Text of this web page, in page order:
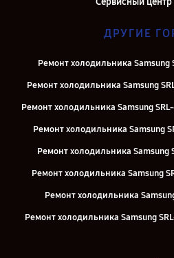
ДРУГИЕ
Ремонт холодильника Samsung
Ремонт холодильника Samsung
Ремонт холодильника Samsung
Ремонт холодильника Samsung
Ремонт холодильника Samsung
Ремонт холодильника Samsung
Ремонт холодильника
Ремонт холодильника Samsung